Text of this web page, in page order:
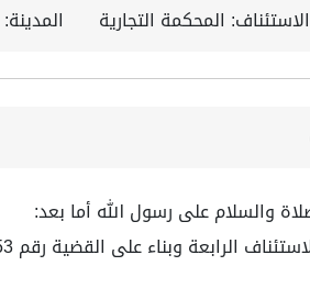
المحكمة التجارية
والسلام على رسول الله أما بعد:
الرابعة وبناء على القضية رقم 4470583553 لعام 1444ه